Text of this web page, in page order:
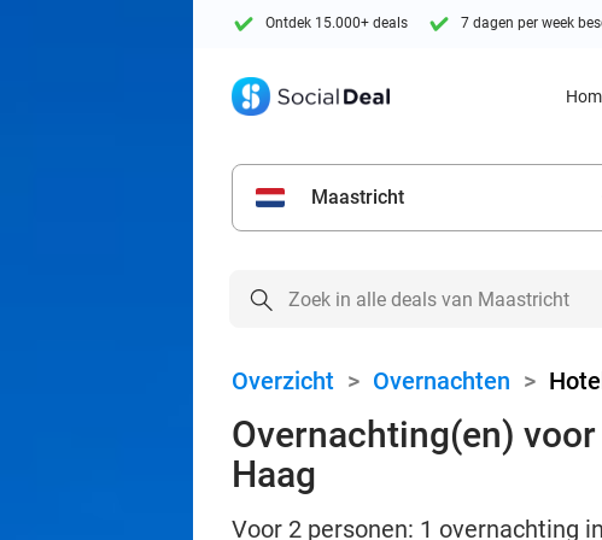
Ontdek 15.000+ deals 7 dagen per week
Maastricht
Overzicht > Overnachten >
Overnachting(en)
Haag
Voor 2 personen: 1 overnachting